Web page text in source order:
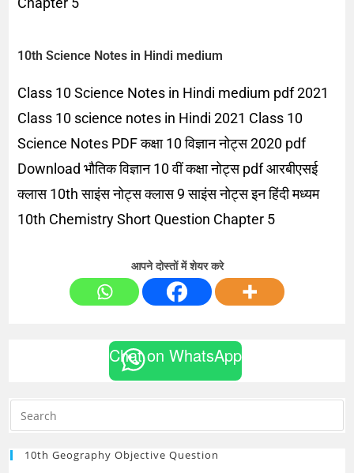
10th Science Notes in Hindi medium
Class 10 Science Notes in Hindi medium pdf 2021
Class 10 science notes in Hindi 2021 Class 10
Science Notes PDF कक्षा 10 विज्ञान नोट्स 2020 pdf
Download भौतिक विज्ञान 10 वीं कक्षा नोट्स pdf आरबीएसई
क्लास 10th साइंस नोट्स क्लास 9 साइंस नोट्स इन हिंदी मध्यम
10th Chemistry Short Question Chapter 5
आपने दोस्तों में शेयर करे
Chat on WhatsApp
10th Geography Objective Question